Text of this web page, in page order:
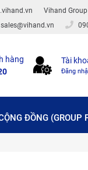
Vihand Group
sales@vihand.vn
hàng
Tài
Đăng
ĐỒNG (GROUP